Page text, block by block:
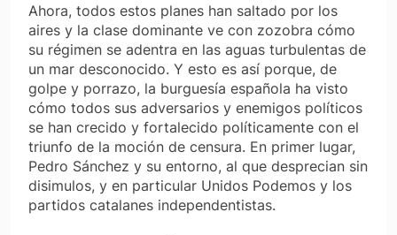
Ahora, todos estos planes han saltado por los
aires y la clase dominante ve con zozobra cómo
su régimen se adentra en las aguas turbulentas de
un mar desconocido. Y esto es así porque, de
golpe y porrazo, la burguesía española ha visto
cómo todos sus adversarios y enemigos políticos
se han crecido y fortalecido políticamente con el
triunfo de la moción de censura. En primer lugar,
Pedro Sánchez y su entorno, al que desprecian sin
disimulos, y en particular Unidos Podemos y los
partidos catalanes independentistas.